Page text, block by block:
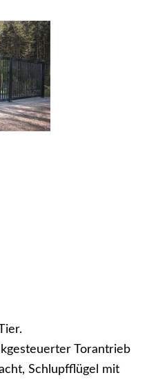
Torantrieb
Schlupfflügel mit